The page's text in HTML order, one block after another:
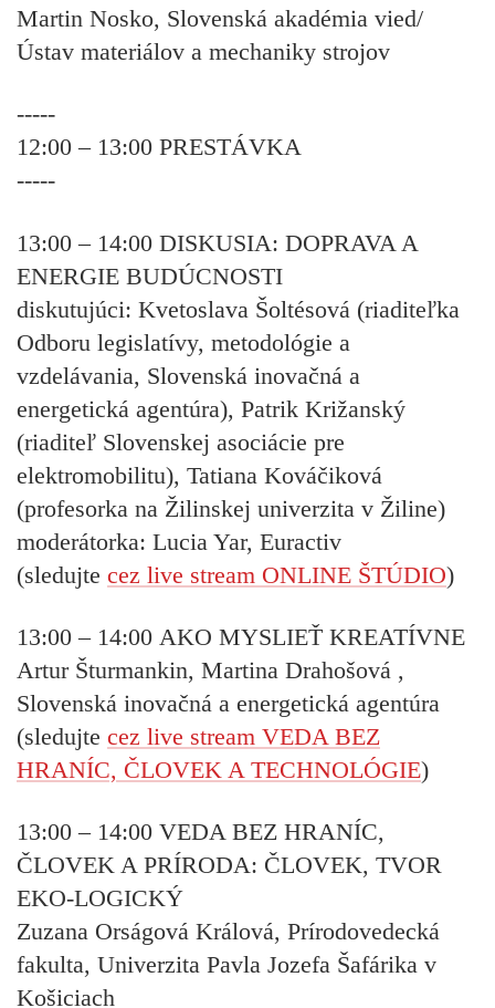
Martin Nosko, Slovenská akadémia vied/
Ústav materiálov a mechaniky strojov
-----
12:00 – 13:00 PRESTÁVKA
-----
13:00 – 14:00 DISKUSIA: DOPRAVA A
ENERGIE BUDÚCNOSTI
diskutujúci: Kvetoslava Šoltésová (riaditeľka
Odboru legislatívy, metodológie a
vzdelávania, Slovenská inovačná a
energetická agentúra), Patrik Križanský
(riaditeľ Slovenskej asociácie pre
elektromobilitu), Tatiana Kováčiková
(profesorka na Žilinskej univerzita v Žiline)
moderátorka: Lucia Yar, Euractiv
(sledujte cez live stream ONLINE ŠTÚDIO)
13:00 – 14:00 AKO MYSLIEŤ KREATÍVNE
Artur Šturmankin, Martina Drahošová ,
Slovenská inovačná a energetická agentúra
(sledujte cez live stream VEDA BEZ
HRANÍC, ČLOVEK A TECHNOLÓGIE)
13:00 – 14:00 VEDA BEZ HRANÍC,
ČLOVEK A PRÍRODA: ČLOVEK, TVOR
EKO-LOGICKÝ
Zuzana Orságová Králová, Prírodovedecká
fakulta, Univerzita Pavla Jozefa Šafárika v
Košiciach